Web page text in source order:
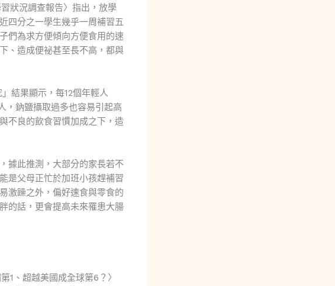
狀況調查報告〉指出，放學
四分之一學生幾乎一周補習五
們為求方便傾向方便食用的速
、造成便祕甚至長不高，都與
結果顯示，每12個年輕人
，鈉鹽攝取過多也容易引起高
不良的飲食習慣加成之下，造
據此推測，大部分的家長若不
是父母正忙於加班小孩趕補習
激躁之外，偏好速食與零食的
的話，更會提高未來罹患大腸
1、超越美國成全球第6？〉